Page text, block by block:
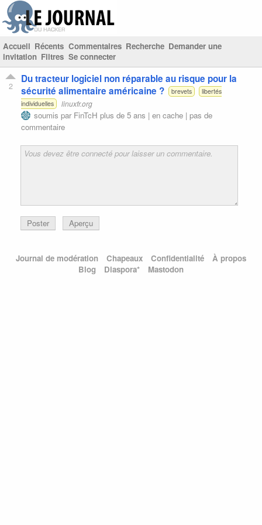
Accueil Récents Commentaires Recherche Demander une
invitation Filtres Se connecter
2
Du tracteur logiciel non réparable au risque pour la
sécurité alimentaire américaine ?
brevets
libertés
individuelles
linuxfr.org
soumis par FinTcH plus de 5 ans | en cache | pas de
commentaire
Poster Aperçu
Journal de modération Chapeaux Confidentialité
À propos
Blog
Diaspora* Mastodon